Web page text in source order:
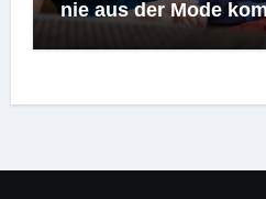
nie aus der Mode